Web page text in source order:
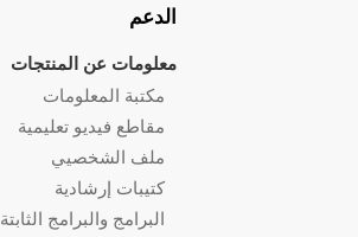
الدعم
معلومات عن المنتجات
مكتبة المعلومات
مقاطع فيديو تعليمية
ملف الشخصيي
كتيبات إرشادية
البرامج والبرامج الثابتة